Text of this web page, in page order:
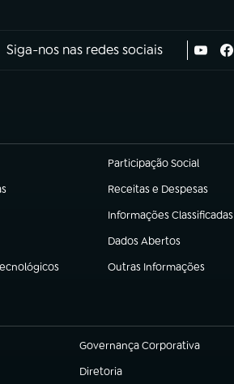
Siga-nos nas redes sociais
Participação Social
(abre em nova aba)
Receitas e Despesas
(abre em nova aba)
Informações Classificadas
(abre em nova aba)
Dados Abertos
(abre em nova aba)
Outras Informações
(abre em nova aba)
Governança Corporativa
(abre em nova aba)
Diretoria
(abre em nova aba)